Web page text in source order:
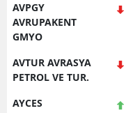
AVPGY
AVRUPAKENT
GMYO
AVTUR AVRASYA
PETROL VE TUR.
AYCES